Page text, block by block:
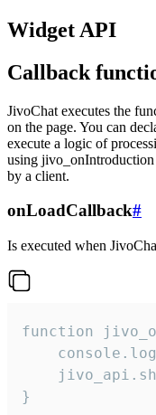
Widget API
Callback
JivoChat executes the
on the page. You can
execute a logic of
using jivo_onIntroduction
by a client.
onLoadCallback#
Is executed when
function
}